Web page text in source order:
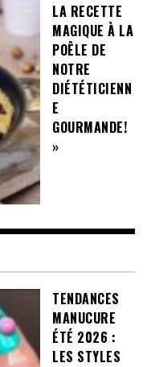
LA RECETTE
MAGIQUE À LA
POÊLE DE
NOTRE
DIÉTÉTICIENN
E
GOURMANDE!
»
TENDANCES
MANUCURE
ÉTÉ 2026 :
LES STYLES